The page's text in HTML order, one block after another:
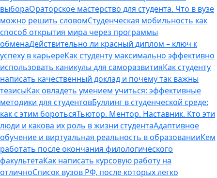
выбораОраторское мастерство для студента. Что в вузе
можно решить словомСтуденческая мобильность как
способ открытия мира через программы
обменаДействительно ли красный диплом – ключ к
успеху в карьереКак студенту максимально эффективно
использовать каникулы для саморазвитияКак студенту
написать качественный доклад и почему так важны
тезисыКак овладеть умением учиться: эффективные
методики для студентовБуллинг в студенческой среде:
как с этим боротьсяТьютор. Ментор. Наставник. Кто эти
люди и какова их роль в жизни студентаАдаптивное
обучение и виртуальная реальность в образованииКем
работать после окончания филологического
факультетаКак написать курсовую работу на
отличноСписок вузов РФ, после которых легко